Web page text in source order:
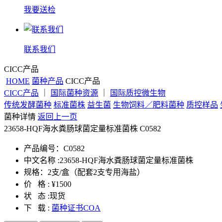
我要送检
联系我们
CICC产品
HOME 菌种产品 CICC产品
CICC产品
国际菌种资源
国际质控微生物
传统发酵菌种 标准菌株 益生菌 生物饲料／肥料菌种 质控样品
菌种详情 返回上一页
23658-HQF海水粪肠球菌定量标准菌株 C0582
产品编号： C0582
中文名称 :23658-HQF海水粪肠球菌定量标准菌株
规格： 2支/盒（配套2支专用海盐）
价 格 : ¥1500
状 态 :现货
下 载 : 菌种证书COA